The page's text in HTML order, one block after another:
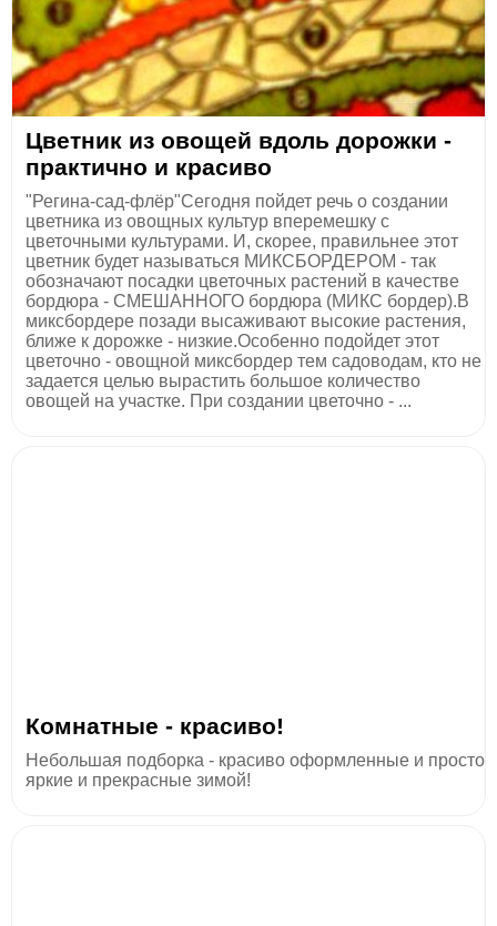
Цветник из овощей вдоль дорожки -
практично и красиво
"Регина-сад-флёр"Сегодня пойдет речь о создании
цветника из овощных культур вперемешку с
цветочными культурами. И, скорее, правильнее этот
цветник будет называться МИКСБОРДЕРОМ - так
обозначают посадки цветочных растений в качестве
бордюра - СМЕШАННОГО бордюра (МИКС бордер).В
миксбордере позади высаживают высокие растения,
ближе к дорожке - низкие.Особенно подойдет этот
цветочно - овощной миксбордер тем садоводам, кто не
задается целью вырастить большое количество
овощей на участке. При создании цветочно - ...
Комнатные - красиво!
Небольшая подборка - красиво оформленные и просто
яркие и прекрасные зимой!